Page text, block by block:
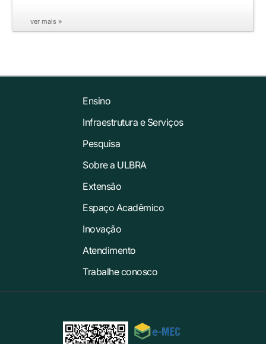
ver mais »
Ensino
Infraestrutura e Serviços
Pesquisa
Sobre a ULBRA
Extensão
Espaço Acadêmico
Inovação
Atendimento
Trabalhe conosco